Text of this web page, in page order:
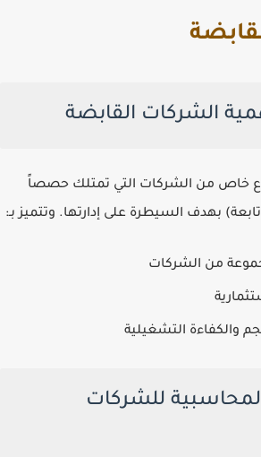
خاص من الشركات التي تمتلك حصصاً
بهدف السيطرة على إدارتها. وتتميز بـ:
من الشركات
والكفاءة التشغيلية
المحاسبية للشركات